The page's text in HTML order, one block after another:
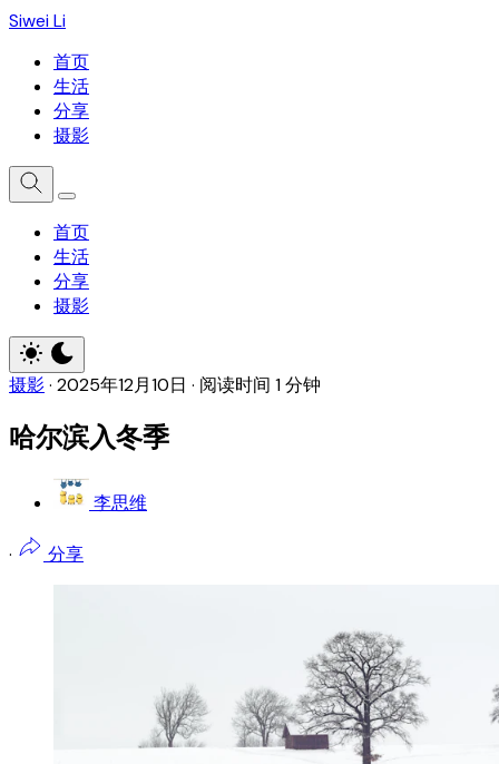
Siwei Li
首页
生活
分享
摄影
首页
生活
分享
摄影
摄影· 2025年12月10日 · 阅读时间 1 分钟
哈尔滨入冬季
李思维
· 分享